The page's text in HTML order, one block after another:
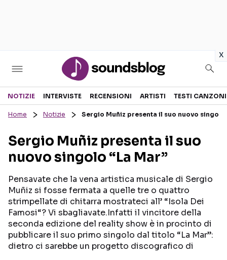
x
Sezioni
RECENSIONI MUSICALI
INTERVISTE
GOSSIP E CURIOSITÀ
TESTI CANZONI
TOUR ED EVENTI
TALENT SHOW
Seguici sui social
NOTIZIE INTERVISTE RECENSIONI ARTISTI TESTI CANZONI
Home Notizie Sergio Muñiz presenta il suo nuovo singolo
Sergio Muñiz presenta il suo
nuovo singolo “La Mar”
Pensavate che la vena artistica musicale di Sergio
Muñiz si fosse fermata a quelle tre o quattro
strimpellate di chitarra mostrateci all’ “Isola Dei
Famosi“? Vi sbagliavate.Infatti il vincitore della
seconda edizione del reality show è in procinto di
pubblicare il suo primo singolo dal titolo “La Mar”:
dietro ci sarebbe un progetto discografico di